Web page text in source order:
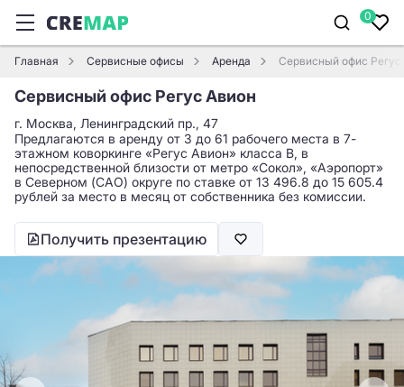
0
Главная Сервисные офисы Аренда Сервисный офис Регус
Сервисный офис Регус Авион
г. Москва, Ленинградский пр., 47
Предлагаются в аренду от 3 до 61 рабочего места в 7-
этажном коворкинге «Регус Авион» класса B, в
непосредственной близости от метро «Сокол», «Аэропорт»
в Северном (САО) округе по ставке от 13 496.8 до 15 605.4
рублей за место в месяц от собственника без комиссии.
Получить презентацию